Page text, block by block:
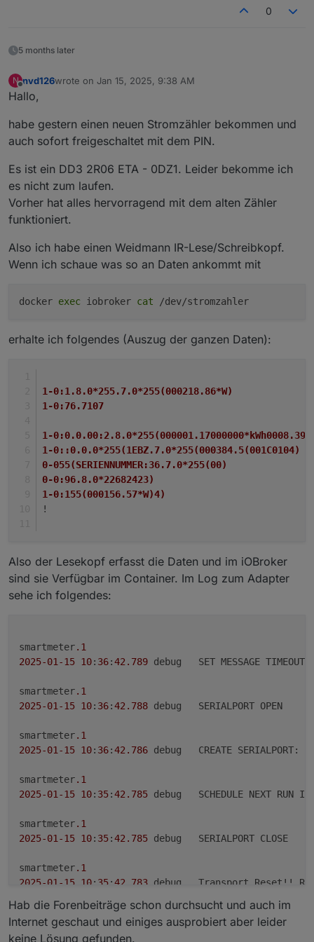
wenn der sonst für nichts anderes benötigt wird.
0
5 months later
N
Offline
nvd126wrote on Jan 15, 2025, 9:38 AM
last edited by
Hallo,
habe gestern einen neuen Stromzähler bekommen und
auch sofort freigeschaltet mit dem PIN.
Es ist ein DD3 2R06 ETA - 0DZ1. Leider bekomme ich
es nicht zum laufen.
Vorher hat alles hervorragend mit dem alten Zähler
funktioniert.
Also ich habe einen Weidmann IR-Lese/Schreibkopf.
Wenn ich schaue was so an Daten ankommt mit
docker exec iobroker cat /dev/stromzahler
erhalte ich folgendes (Auszug der ganzen Daten):
1-0:1.8.0*255.7.0*255(000218.86*W)
1-0:76.7107
1-
1-0::0.0.0*255(1EBZ.7.0*255(000384.5(001C0104)
0-055(SERIENNUMMER:36.7.0*255(00)
0-0:96.8.0*22682423)
1-0:155(000156.57*W)4)
!
Also der Lesekopf erfasst die Daten und im iOBroker
sind sie Verfügbar im Container. Im Log zum Adapter
sehe ich folgendes:
smartmeter.1
2025-01-15 10: 36:42.789
debug	SET MESSAGE
smartmeter.1
2025-01-15 10: 36:42.788
smartmeter.1
2025-01-15 10: 36:42.786
	debug	CREATE SERIALPORT:
smartmeter.1
2025-01-15 10: 35:42.785
debug	SCHEDULE NEXT RUN
smartmeter.1
2025-01-15 10: 35:42.785
smartmeter.1
2025-01 -15 10: 35:42.783
debug	Transport Reset!!
smartmeter.1
2025-01-15 10:35:42.782
	debug	Error: No
or too
Hab die Forenbeiträge schon durchsucht und auch im
Internet geschaut und einiges ausprobiert aber leider
keine Lösung gefunden.